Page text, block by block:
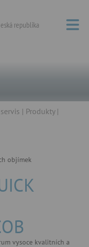
republika
Produkty
objímek
vysoce kvalitních a